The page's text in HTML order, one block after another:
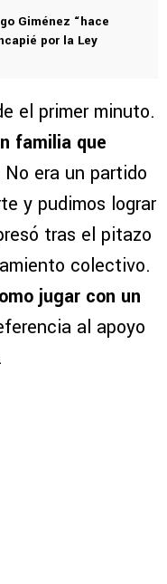
Giménez “hace
por la Ley
el primer minuto.
familia que
No era un partido
y pudimos lograr
tras el pitazo
colectivo.
jugar con un
al apoyo